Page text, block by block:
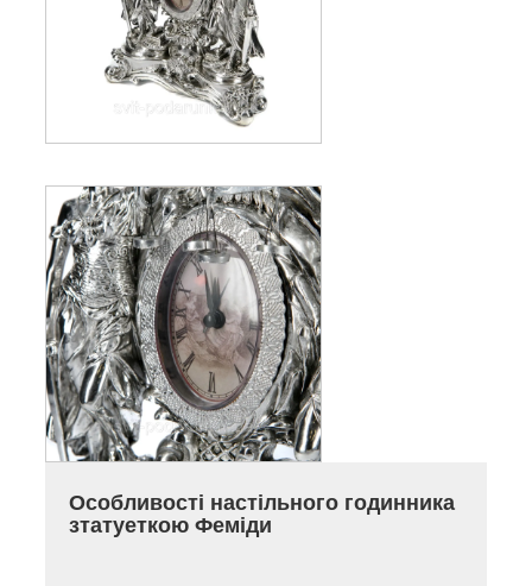
Особливості настільного годинника
зтатуеткою Феміди